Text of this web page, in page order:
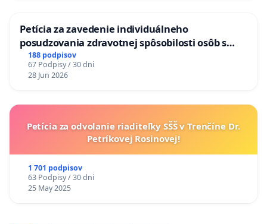
Petícia za zavedenie individuálneho
posudzovania zdravotnej spôsobilosti osôb s
diabetom 1. a 2. typu pri prijímaní do
Policajného zboru SR
188 podpisov
67 Podpisy / 30 dni
28 Jun 2026
Petícia za odvolanie riaditeľky SŠŠ v Trenčíne Dr.
Petríkovej Rosinovej!
1 701 podpisov
63 Podpisy / 30 dni
25 May 2025